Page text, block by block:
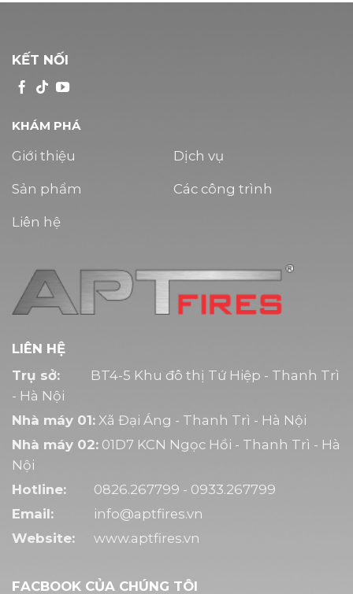
KẾT NỐI
KHÁM PHÁ
Giới thiệu
Sản phẩm
Liên hệ
Dịch vụ
Các công trình
LIÊN HỆ
Trụ sở:
BT4-5 Khu đô thị Tứ Hiệp - Thanh Trì
- Hà Nội
Nhà máy 01: Xã Đại Áng - Thanh Trì - Hà Nội
Nhà máy 02: 01D7 KCN Ngọc Hồi - Thanh Trì - Hà
Nội
Hotline:
0826.267799 - 0933.267799
Email:
info@aptfires.vn
Website:
www.aptfires.vn
FACBOOK CỦA CHÚNG TÔI